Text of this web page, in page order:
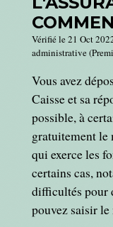
Vérifié le 21 Oct
administrative
Vous avez
Caisse et sa
possible, à
gratuitement le
qui exerce les
certains cas,
difficultés pour
pouvez saisir